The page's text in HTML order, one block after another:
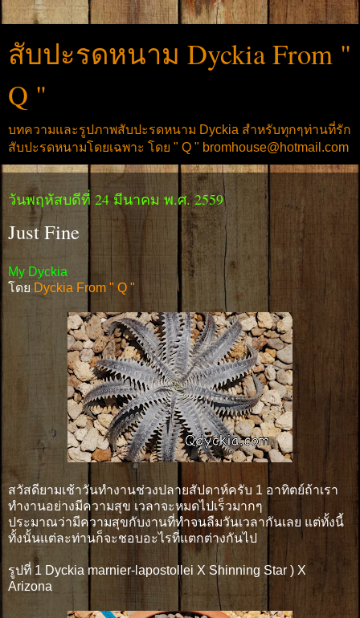
สับปะรดหนาม Dyckia From "
Q "
บทความและรูปภาพสับปะรดหนาม Dyckia สำหรับทุกๆท่านที่รัก
สับปะรดหนามโดยเฉพาะ โดย " Q " bromhouse@hotmail.com
วันพฤหัสบดีที่ 24 มีนาคม พ.ศ. 2559
Just Fine
My Dyckia
โดย Dyckia From " Q "
สวัสดียามเช้าวันทำงานช่วงปลายสัปดาห์ครับ 1 อาทิตย์ถ้าเรา
ทำงานอย่างมีความสุข เวลาจะหมดไปเร็วมากๆ
ประมาณว่ามีความสุขกับงานที่ทำจนลืมวันเวลากันเลย แต่ทั้งนี้
ทั้งนั้นแต่ละท่านก็จะชอบอะไรที่แตกต่างกันไป
รูปที่ 1 Dyckia marnier-lapostollei X Shinning Star ) X
Arizona